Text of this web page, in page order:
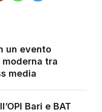
un evento
tra
media
Bari e BAT